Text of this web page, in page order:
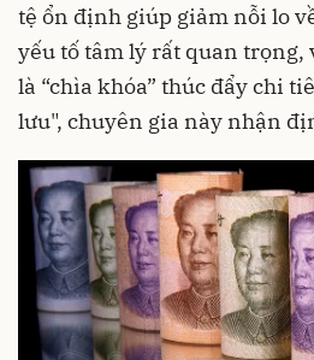
tệ ổn định giúp giảm nỗi lo
yếu tố tâm lý rất quan trọng,
là “chìa khóa” thúc đẩy chi
lưu", chuyên gia này nhận